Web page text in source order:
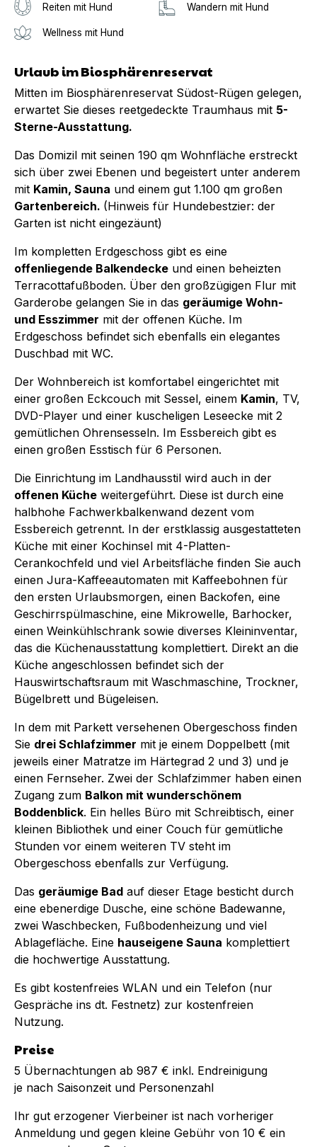
Reiten mit Hund Wandern mit Hund
Wellness mit Hund
Urlaub im Biosphärenreservat
Mitten im Biosphärenreservat Südost-Rügen gelegen,
erwartet Sie dieses reetgedeckte Traumhaus mit 5-
Sterne-Ausstattung.
Das Domizil mit seinen 190 qm Wohnfläche erstreckt
sich über zwei Ebenen und begeistert unter anderem
mit Kamin, Sauna und einem gut 1.100 qm großen
Gartenbereich. (Hinweis für Hundebestzier: der
Garten ist nicht eingezäunt)
Im kompletten Erdgeschoss gibt es eine
offenliegende Balkendecke und einen beheizten
Terracottafußboden. Über den großzügigen Flur mit
Garderobe gelangen Sie in das geräumige Wohn-
und Esszimmer mit der offenen Küche. Im
Erdgeschoss befindet sich ebenfalls ein elegantes
Duschbad mit WC.
Der Wohnbereich ist komfortabel eingerichtet mit
einer großen Eckcouch mit Sessel, einem Kamin, TV,
DVD-Player und einer kuscheligen Leseecke mit 2
gemütlichen Ohrensesseln. Im Essbereich gibt es
einen großen Esstisch für 6 Personen.
Die Einrichtung im Landhausstil wird auch in der
offenen Küche weitergeführt. Diese ist durch eine
halbhohe Fachwerkbalkenwand dezent vom
Essbereich getrennt. In der erstklassig ausgestatteten
Küche mit einer Kochinsel mit 4-Platten-
Cerankochfeld und viel Arbeitsfläche finden Sie auch
einen Jura-Kaffeeautomaten mit Kaffeebohnen für
den ersten Urlaubsmorgen, einen Backofen, eine
Geschirrspülmaschine, eine Mikrowelle, Barhocker,
einen Weinkühlschrank sowie diverses Kleininventar,
das die Küchenausstattung komplettiert. Direkt an die
Küche angeschlossen befindet sich der
Hauswirtschaftsraum mit Waschmaschine, Trockner,
Bügelbrett und Bügeleisen.
In dem mit Parkett versehenen Obergeschoss finden
Sie drei Schlafzimmer mit je einem Doppelbett (mit
jeweils einer Matratze im Härtegrad 2 und 3) und je
einen Fernseher. Zwei der Schlafzimmer haben einen
Zugang zum Balkon mit wunderschönem
Boddenblick. Ein helles Büro mit Schreibtisch, einer
kleinen Bibliothek und einer Couch für gemütliche
Stunden vor einem weiteren TV steht im
Obergeschoss ebenfalls zur Verfügung.
Das geräumige Bad auf dieser Etage besticht durch
eine ebenerdige Dusche, eine schöne Badewanne,
zwei Waschbecken, Fußbodenheizung und viel
Ablagefläche. Eine hauseigene Sauna komplettiert
die hochwertige Ausstattung.
Es gibt kostenfreies WLAN und ein Telefon (nur
Gespräche ins dt. Festnetz) zur kostenfreien
Nutzung.
Preise
5 Übernachtungen ab 987 € inkl. Endreinigung
je nach Saisonzeit und Personenzahl
Ihr gut erzogener Vierbeiner ist nach vorheriger
Anmeldung und gegen kleine Gebühr von 10 € ein